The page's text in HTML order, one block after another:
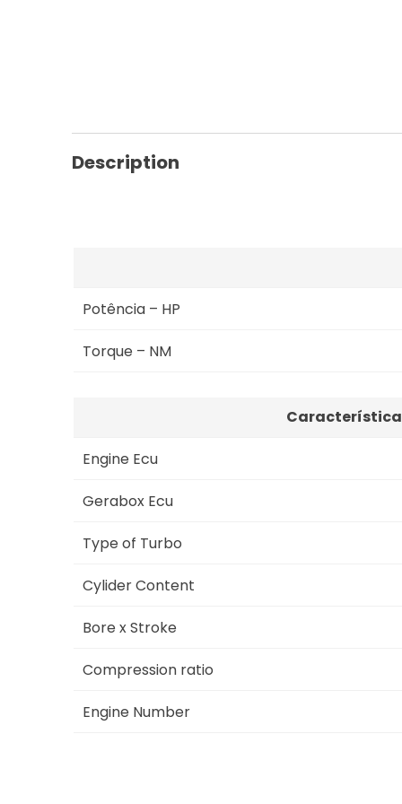
Description
Potência – HP
Torque – NM
Engine Ecu
Gerabox Ecu
Type of Turbo
Cylider Content
Bore x Stroke
Compression ratio
Engine Number